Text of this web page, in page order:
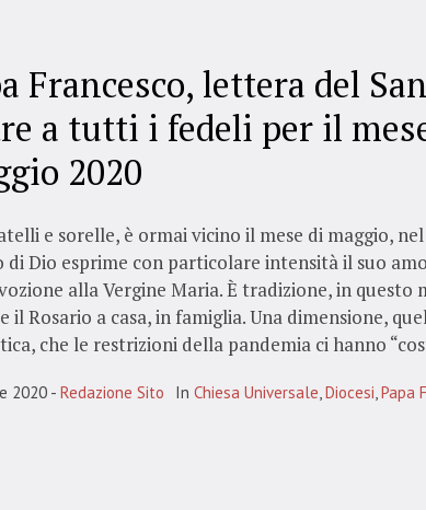
Francesco, lettera del
a tutti i fedeli per il
2020
e sorelle, è ormai vicino il mese di maggio,
di Dio esprime con particolare intensità il suo
alla Vergine Maria. È tradizione, in questo
il Rosario a casa, in famiglia. Una dimensione,
che le restrizioni della pandemia ci hanno
2020 Redazione Sito In Chiesa Universale,Diocesi,Papa